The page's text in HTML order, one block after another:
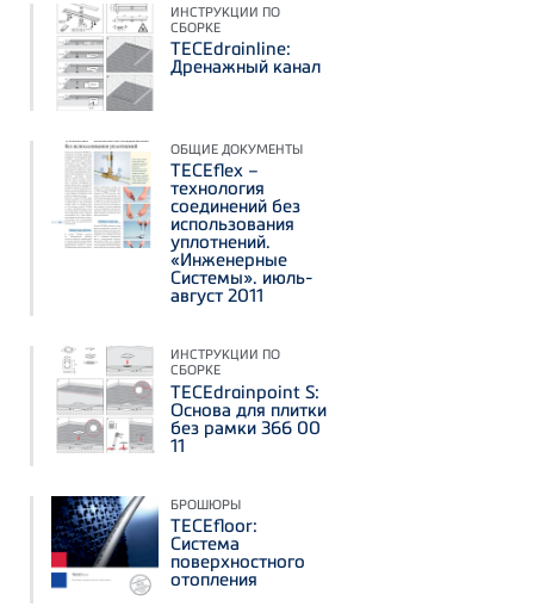
ИНСТРУКЦИИ ПО
СБОРКЕ
TECEdrainline:
Дренажный канал
ОБЩИЕ ДОКУМЕНТЫ
TECEflex –
технология
соединений без
использования
уплотнений.
«Инженерные
Системы». июль-
август 2011
ИНСТРУКЦИИ ПО
СБОРКЕ
TECEdrainpoint S:
Основа для плитки
без рамки 366 00
11
БРОШЮРЫ
TECEfloor:
Система
поверхностного
отопления